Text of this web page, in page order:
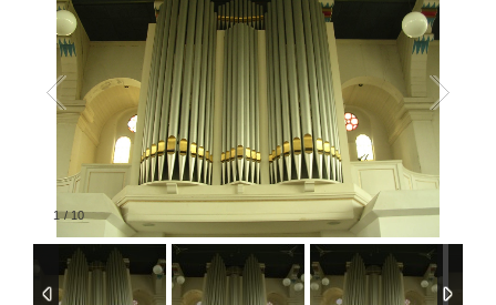
2/10